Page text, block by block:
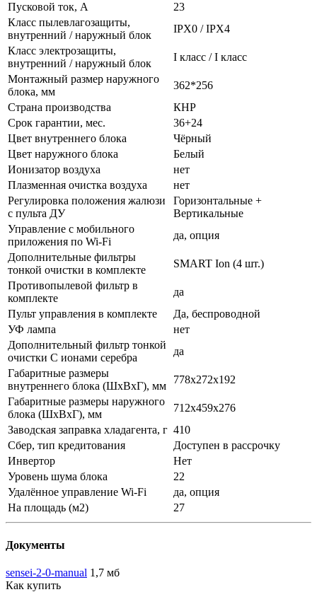
Пусковой ток, А
23
Класс пылевлагозащиты,
внутренний / наружный блок
IPX0 / IPX4
Класс электрозащиты,
внутренний / наружный блок
I класс / I класс
Монтажный размер наружного
блока, мм
362*256
Страна производства
КНР
Срок гарантии, мес.
36+24
Цвет внутреннего блока
Чёрный
Цвет наружного блока
Белый
Ионизатор воздуха
нет
Плазменная очистка воздуха
нет
Регулировка положения жалюзи
с пульта ДУ
Горизонтальные +
Вертикальные
Управление c мобильного
приложения по Wi-Fi
да, опция
Дополнительные фильтры
тонкой очистки в комплекте
SMART Ion (4 шт.)
Противопылевой фильтр в
комплекте
да
Пульт управления в комплекте
Да, беспроводной
УФ лампа
нет
Дополнительный фильтр тонкой
очистки С ионами серебра
да
Габаритные размеры
внутреннего блока (ШхВхГ), мм
778x272x192
Габаритные размеры наружного
блока (ШхВхГ), мм
712x459x276
Заводская заправка хладагента, г 410
Сбер, тип кредитования
Доступен в рассрочку
Инвертор
Нет
Уровень шума блока
22
Удалённое управление Wi-Fi
да, опция
На площадь (м2)
27
Документы
sensei-2-0-manual 1,7 мб
Как купить